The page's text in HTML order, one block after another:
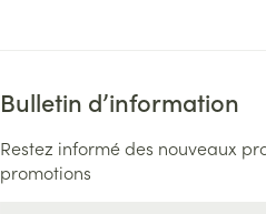
Bulletin d’information
Restez informé des nouveaux
promotions